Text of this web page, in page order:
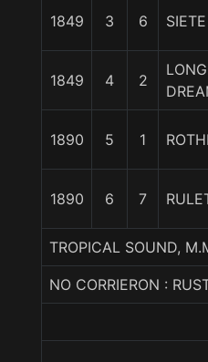
1849 3 6
1849 4 2
1890 5 1
1890 6 7
TROPICAL SOUND,
NO CORRIERON :